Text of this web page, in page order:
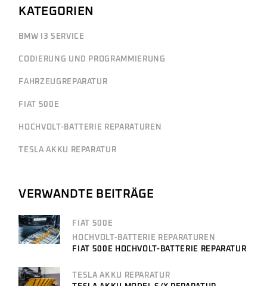
KATEGORIEN
BMW I3 SERVICE
CODIERUNG UND PROGRAMMIERUNG
FAHRZEUGREPARATUR
FIAT 500E
HOCHVOLT-BATTERIE REPARATUREN
TESLA AKKU REPARATUR
VERWANDTE BEITRÄGE
FIAT 500E
HOCHVOLT-BATTERIE REPARATUREN
FIAT 500E HOCHVOLT-BATTERIE REPARATUR
TESLA AKKU REPARATUR